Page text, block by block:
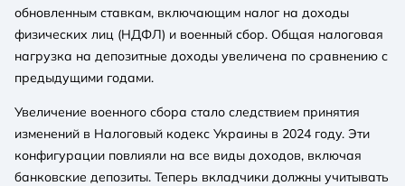
обновленным ставкам, включающим налог на доходы
физических лиц (НДФЛ) и военный сбор. Общая налоговая
нагрузка на депозитные доходы увеличена по сравнению с
предыдущими годами.
Увеличение военного сбора стало следствием принятия
изменений в Налоговый кодекс Украины в 2024 году. Эти
конфигурации повлияли на все виды доходов, включая
банковские депозиты. Теперь вкладчики должны учитывать